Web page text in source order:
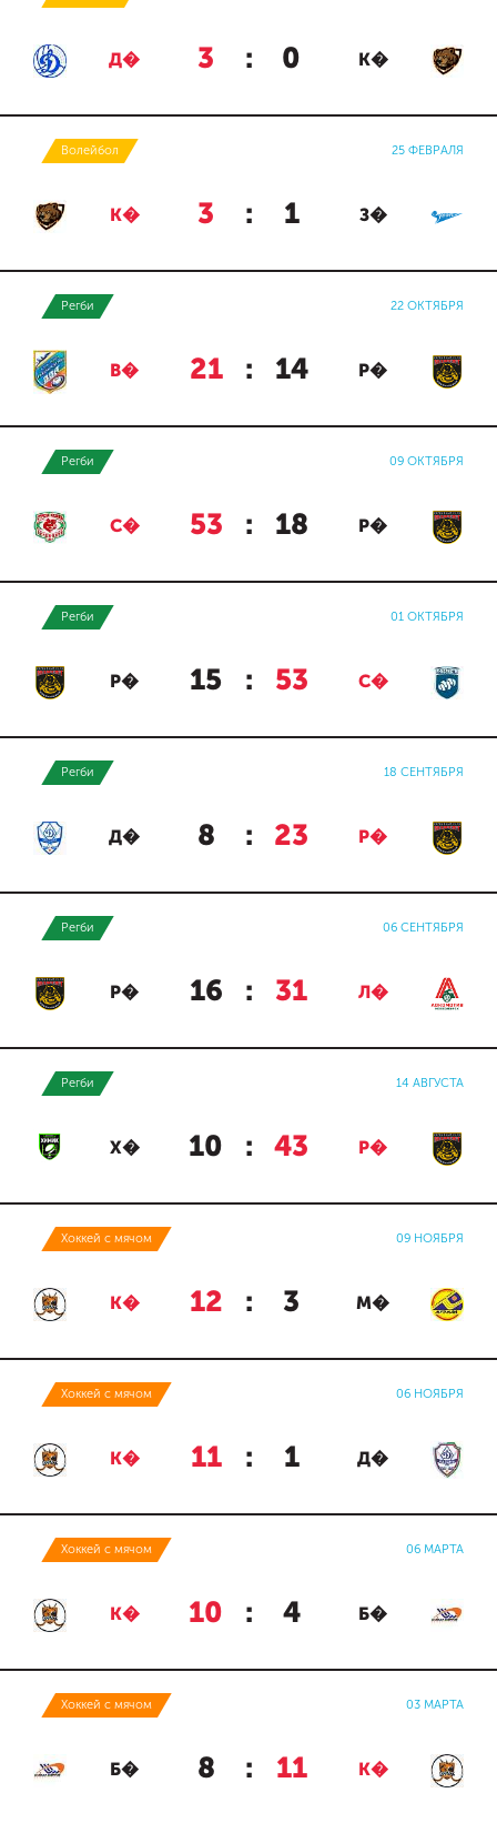
Д� 3 : 0 К�
Волейбол 25 ФЕВРАЛЯ
К� 3 : 1 З�
Регби 22 ОКТЯБРЯ
В� 21 : 14 Р�
Регби 09 ОКТЯБРЯ
С� 53 : 18 Р�
Регби 01 ОКТЯБРЯ
Р� 15 : 53 С�
Регби 18 СЕНТЯБРЯ
Д� 8 : 23 Р�
Регби 06 СЕНТЯБРЯ
Р� 16 : 31 Л�
Регби 14 АВГУСТА
Х� 10 : 43 Р�
Хоккей с мячом 09 НОЯБРЯ
К� 12 : 3 М�
Хоккей с мячом 06 НОЯБРЯ
К� 11 : 1 Д�
Хоккей с мячом 06 МАРТА
К� 10 : 4 Б�
Хоккей с мячом 03 МАРТА
Б� 8 : 11 К�